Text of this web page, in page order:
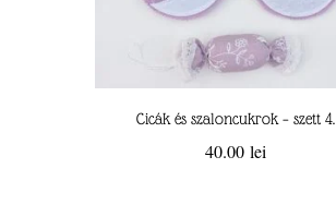
Cicák és szaloncukrok – szett 4.
40.00 lei